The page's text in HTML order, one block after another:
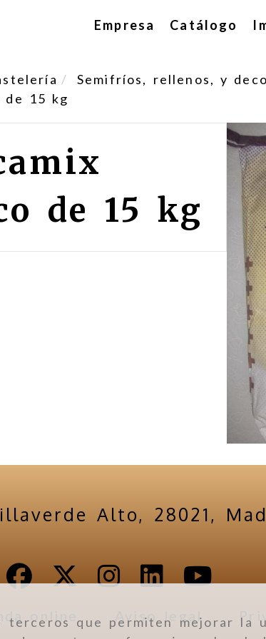
que permiten mejorar la
Empresa Catálogo
Semifríos, rellenos, y
de 15 kg
de 15 kg
Alto, 28021,
online Aviso legal